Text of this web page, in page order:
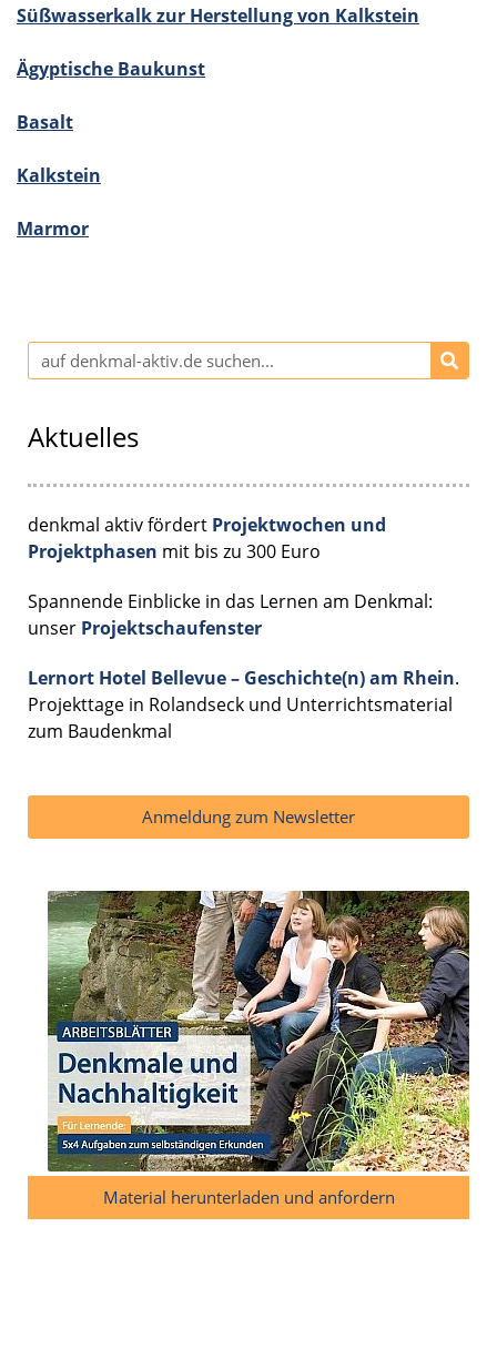
Süßwas­ser­kalk zur Herstel­lung von Kalkstein
Ägypti­sche Baukunst
Basalt
Kalkstein
Marmor
Aktuelles
denkmal aktiv fördert Projektwochen und
Projektphasen mit bis zu 300 Euro
Spannende Einblicke in das Lernen am Denkmal:
unser Projektschaufenster
Lernort Hotel Bellevue – Geschichte(n) am Rhein.
Projekttage in Rolandseck und Unterrichtsmaterial
zum Baudenkmal
Anmeldung zum Newsletter
Material herunterladen und anfordern